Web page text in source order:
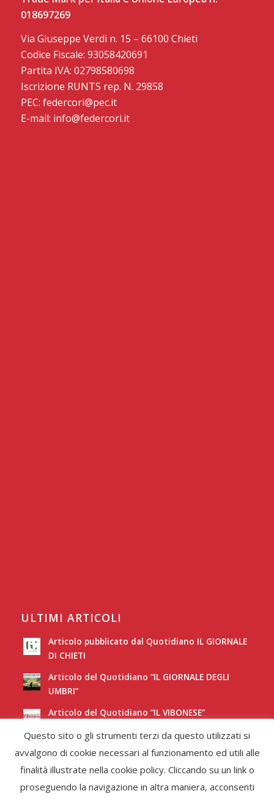
018697269
Via Giuseppe Verdi n. 15 – 66100 Chieti
Codice Fiscale: 93058420691
Partita IVA: 02798580698
Iscrizione RUNTS rep. N. 29858
PEC: federcori@pec.it
E-mail: info@federcori.it
ULTIMI ARTICOLI
Articolo pubblicato dal Quotidiano IL GIORNALE
DI CHIETI
Articolo del Quotidiano “IL GIORNALE DEGLI
UMBRI”
Articolo del Quotidiano “IL VIBONESE”
Articolo del Quotidiano “LA NUOVA SARDEGNA”
Questo sito o gli strumenti terzi da questo utilizzati si
avvalgono di cookie necessari al funzionamento ed utili alle
finalità illustrate nella cookie policy. Cliccando su un link o
proseguendo la navigazione in altra maniera, acconsenti